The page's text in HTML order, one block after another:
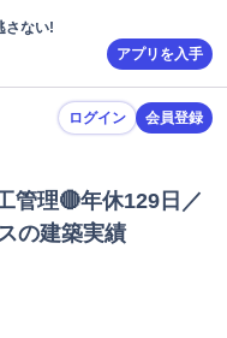
さない!
アプリを入手
ログイン 会員登録
管理🔴年休129日／
の建築実績